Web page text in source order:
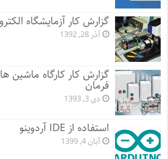
گزارش کار آزمایشگاه
آذر 28, 1392
گزارش کار کارگاه ماشین
فرمان
دی 3, 1393
استفاده از IDE آردوینو
آبان 4, 1399